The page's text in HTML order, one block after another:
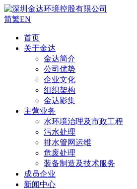
简繁EN
首页
关于金达
金达简介
公司优势
企业文化
组织架构
金达影集
主营业务
水环境治理及市政工程
污水处理
排水管网运维
危废处理
装备制造及技术服务
成员企业
新闻中心